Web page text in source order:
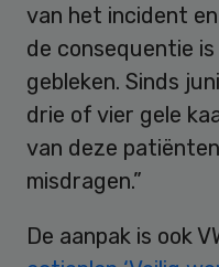
van het incident
de consequentie
gebleken. Sinds
drie of vier gele
van deze
misdragen.”
De aanpak is ook